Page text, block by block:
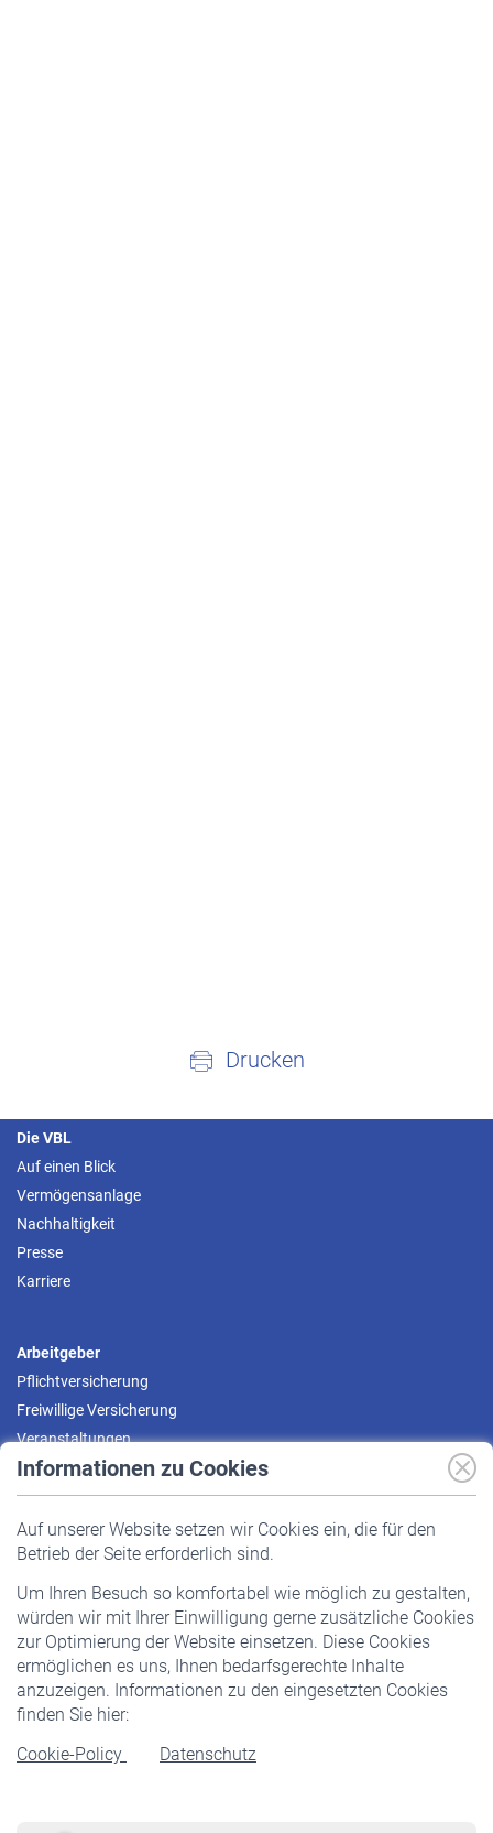
Informationen zu Cookies
Auf unserer Website setzen wir Cookies ein, die für den
Betrieb der Seite erforderlich sind.
Um Ihren Besuch so komfortabel wie möglich zu gestalten,
würden wir mit Ihrer Einwilligung gerne zusätzliche Cookies
zur Optimierung der Website einsetzen. Diese Cookies
ermöglichen es uns, Ihnen bedarfsgerechte Inhalte
anzuzeigen. Informationen zu den eingesetzten Cookies
finden Sie hier:
Cookie-Policy
Datenschutz
Drucken
Die VBL
Auf einen Blick
Vermögensanlage
Nachhaltigkeit
Presse
Karriere
Arbeitgeber
Pflichtversicherung
Freiwillige Versicherung
Veranstaltungen
Pflichtversicherung
Staatliche Förderung
Veranstaltungen
Rentner
Rentenbeginn
Rente beantragen